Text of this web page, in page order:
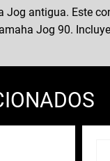
Jog antigua. Este
Jog 90.